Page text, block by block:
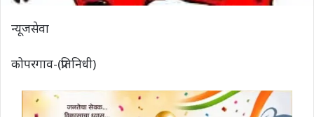
न्यूजसेवा
कोपरगाव-(प्रतिनिधी)